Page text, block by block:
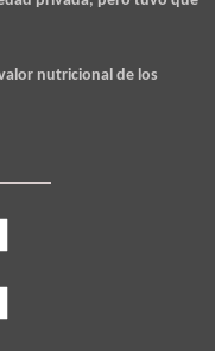
nutricional de los